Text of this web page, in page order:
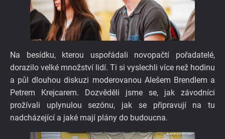
Na besídku, kterou uspořádali novopačtí pořadatelé,
dorazilo velké množství lidí. Ti si vyslechli více než hodinu
a půl dlouhou diskuzi moderovanou Alešem Brendlem a
Petrem Krejcarem. Dozvěděli jsme se, jak závodníci
prožívali uplynulou sezónu, jak se připravují na tu
nadcházející a jaké mají plány do budoucna.